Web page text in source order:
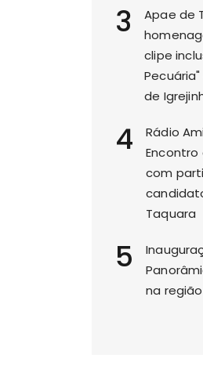
3
Apae de
clipe
de
4
Rádio
com
Taquara
5
na região